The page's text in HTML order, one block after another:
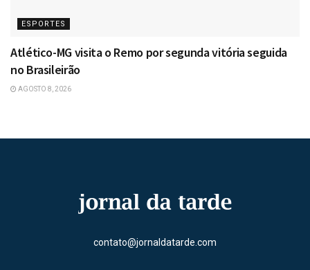
ESPORTES
Atlético-MG visita o Remo por segunda vitória seguida
no Brasileirão
AGOSTO 8, 2026
contato@jornaldatarde.com